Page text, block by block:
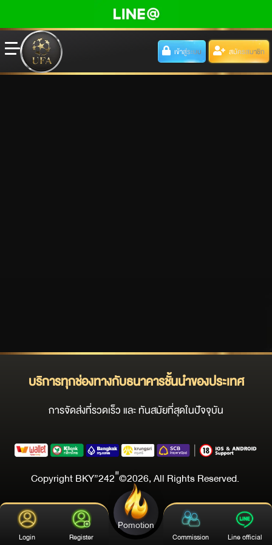
เข้าสู่ระบบ สมัครสมาชิก
Login Register
Pomotion
Commission Line official
บริการทุกช่องทางกับธนาคารชั้นนำของประเทศ
การจัดส่งที่รวดเร็ว และ ทันสมัยที่สุดในปัจจุบัน
Copyright BKY”242″©2026, All Rights Reserved.